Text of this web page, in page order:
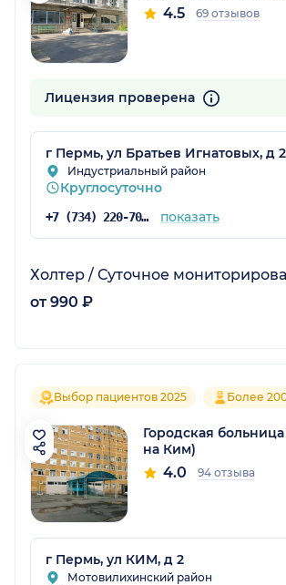
4.5 69 отзывов
Лицензия проверена
г Пермь, ул Братьев Игнатовых, д 2
Индустриальный район
Круглосуточно
+7 (734) 220-70-83 показать
Холтер / Суточное
от 990 ₽
Выбор пациентов 2025 Более
Городская
на Ким)
4.0 94 отзыва
г Пермь, ул КИМ, д 2
Мотовилихинский район